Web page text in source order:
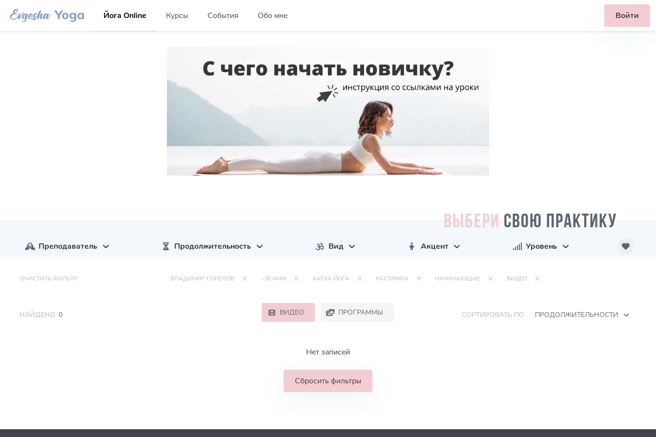
Йога Online Курсы События Обо мне Войти
ВЫБЕРИ СВОЮ ПРАКТИКУ
Преподаватель Продолжительность Вид Акцент Уровень
ОЧИСТИТЬ ФИЛЬТР ВЛАДИМИР ГОРЕЛОВ ~30 МИН ХАТХА ЙОГА РАСТЯЖКА НАЧИНАЮЩИЕ ВИДЕО
НАЙДЕНО: 0 ВИДЕО ПРОГРАММЫ СОРТИРОВАТЬ ПО ПРОДОЛЖИТЕЛЬНОСТИ
Нет записей
Сбросить фильтры